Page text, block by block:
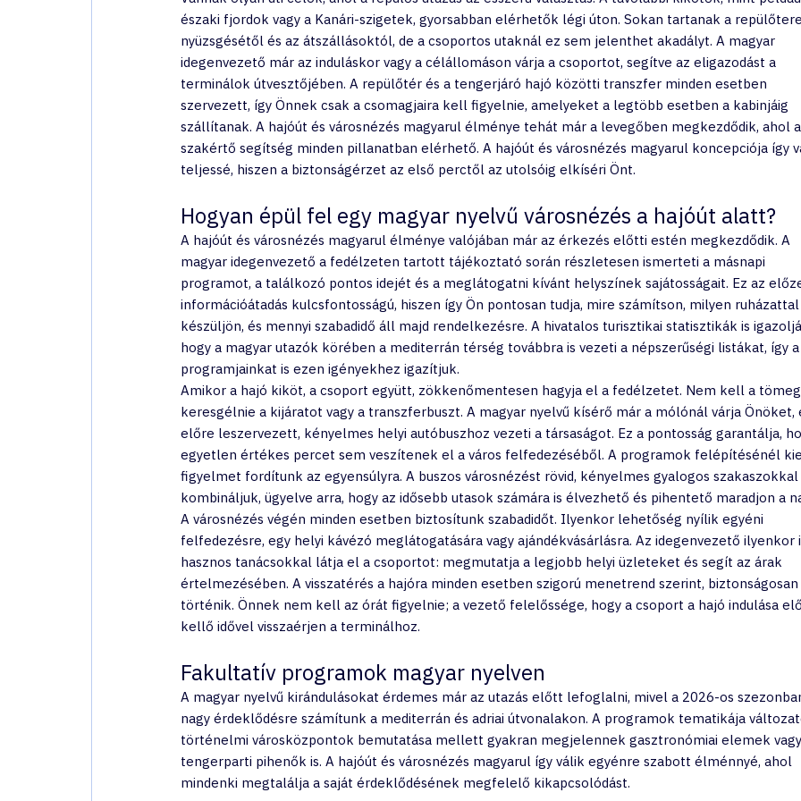
északi fjordok vagy a Kanári-szigetek, gyorsabban elérhetők légi úton. Sokan tartanak a
nyüzsgésétől és az átszállásoktól, de a csoportos utaknál ez sem jelenthet akadályt. A magyar
idegenvezető már az induláskor vagy a célállomáson várja a csoportot, segítve az eligazodást a
terminálok útvesztőjében. A repülőtér és a tengerjáró hajó közötti transzfer minden esetben
szervezett, így Önnek csak a csomagjaira kell figyelnie, amelyeket a legtöbb esetben a kabinjáig
szállítanak. A hajóút és városnézés magyarul élménye tehát már a levegőben megkezdődik, ahol a
szakértő segítség minden pillanatban elérhető. A hajóút és városnézés magyarul koncepciója így
teljessé, hiszen a biztonságérzet az első perctől az utolsóig elkíséri Önt.
Hogyan épül fel egy magyar nyelvű városnézés a hajóút alatt?
A hajóút és városnézés magyarul élménye valójában már az érkezés előtti estén megkezdődik. A
magyar idegenvezető a fedélzeten tartott tájékoztató során részletesen ismerteti a másnapi
programot, a találkozó pontos idejét és a meglátogatni kívánt helyszínek sajátosságait. Ez az
információátadás kulcsfontosságú, hiszen így Ön pontosan tudja, mire számítson, milyen ruházattal
készüljön, és mennyi szabadidő áll majd rendelkezésre. A hivatalos turisztikai statisztikák is
hogy a magyar utazók körében a mediterrán térség továbbra is vezeti a népszerűségi listákat, így a
programjainkat is ezen igényekhez igazítjuk.
Amikor a hajó kiköt, a csoport együtt, zökkenőmentesen hagyja el a fedélzetet. Nem kell a
keresgélnie a kijáratot vagy a transzferbuszt. A magyar nyelvű kísérő már a mólónál várja Önöket,
előre leszervezett, kényelmes helyi autóbuszhoz vezeti a társaságot. Ez a pontosság garantálja,
egyetlen értékes percet sem veszítenek el a város felfedezéséből. A programok felépítésénél
figyelmet fordítunk az egyensúlyra. A buszos városnézést rövid, kényelmes gyalogos szakaszokkal
kombináljuk, ügyelve arra, hogy az idősebb utasok számára is élvezhető és pihentető maradjon a
A városnézés végén minden esetben biztosítunk szabadidőt. Ilyenkor lehetőség nyílik egyéni
felfedezésre, egy helyi kávézó meglátogatására vagy ajándékvásárlásra. Az idegenvezető ilyenkor
hasznos tanácsokkal látja el a csoportot: megmutatja a legjobb helyi üzleteket és segít az árak
értelmezésében. A visszatérés a hajóra minden esetben szigorú menetrend szerint, biztonságosan
történik. Önnek nem kell az órát figyelnie; a vezető felelőssége, hogy a csoport a hajó indulása
kellő idővel visszaérjen a terminálhoz.
Fakultatív programok magyar nyelven
A magyar nyelvű kirándulásokat érdemes már az utazás előtt lefoglalni, mivel a 2026-os
nagy érdeklődésre számítunk a mediterrán és adriai útvonalakon. A programok tematikája
történelmi városközpontok bemutatása mellett gyakran megjelennek gasztronómiai elemek vagy
tengerparti pihenők is. A hajóút és városnézés magyarul így válik egyénre szabott élménnyé, ahol
mindenki megtalálja a saját érdeklődésének megfelelő kikapcsolódást.